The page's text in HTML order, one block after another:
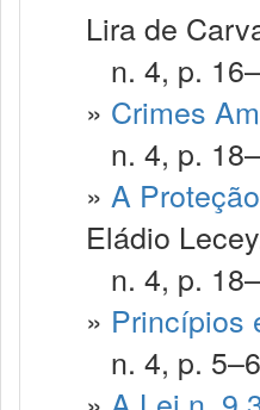
Lira de
n. 4, p.
» Crimes
n. 4, p.
» A
Eládio
n. 4, p.
» Princípios
n. 4, p.